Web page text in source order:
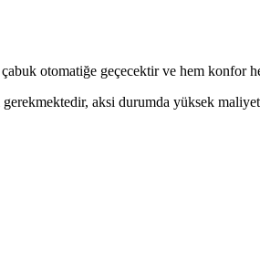
otomatiğe geçecektir ve hem konfor
aksi durumda yüksek